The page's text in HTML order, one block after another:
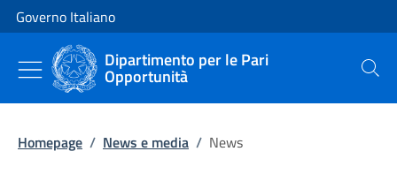
Vai al contenuto
Vai alla navigazione del sito
Governo Italiano
Dipartimento per le Pari
Opportunità Cerca
Homepage / News e media / News